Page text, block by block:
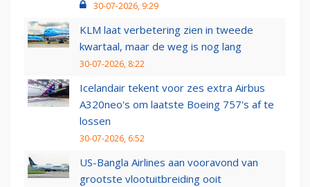
30-07-2026, 9:29
KLM laat verbetering zien in tweede
kwartaal, maar de weg is nog lang
30-07-2026, 8:22
Icelandair tekent voor zes extra Airbus
A320neo's om laatste Boeing 757's af te
lossen
30-07-2026, 6:52
US-Bangla Airlines aan vooravond van
grootste vlootuitbreiding ooit